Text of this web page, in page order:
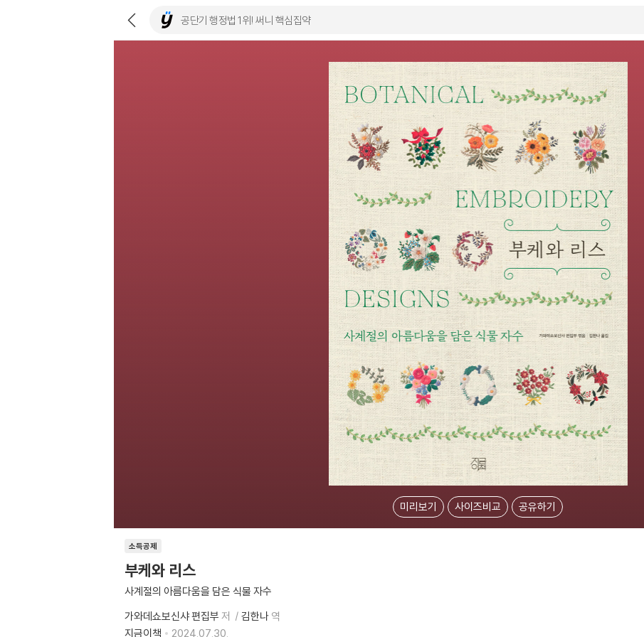
미리보기 사이즈비교 공유하기
소득공제
부케와 리스
사계절의 아름다움을 담은 식물 자수
가와데쇼보신샤 편집부 저 김한나 역
지금이책
2024.07.30.